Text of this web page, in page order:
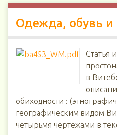
Одежда, обувь и
Статья
в
обиходности :
географическим видом
четырьмя чертежами в